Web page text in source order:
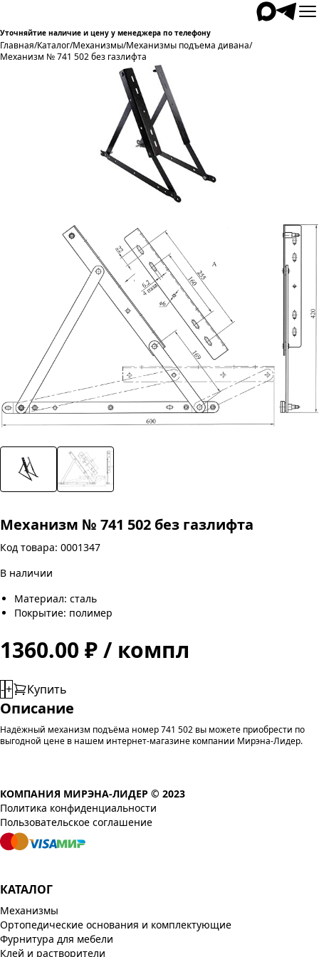
Уточняйтие наличие и цену у менеджера по телефону
Главная/Каталог/Механизмы/Механизмы подъема дивана/
Механизм № 741 502 без газлифта
Механизм № 741 502 без газлифта
Код товара: 0001347
В наличии
Материал: сталь
Покрытие: полимер
1360.00 ₽ / компл
-+ Купить
Описание
Надёжный механизм подъёма номер 741 502 вы можете приобрести по
выгодной цене в нашем интернет-магазине компании Мирэна-Лидер.
КОМПАНИЯ МИРЭНА-ЛИДЕР © 2023
Политика конфиденциальности
Пользовательское соглашение
КАТАЛОГ
Механизмы
Ортопедические основания и комплектующие
Фурнитура для мебели
Клей и растворители